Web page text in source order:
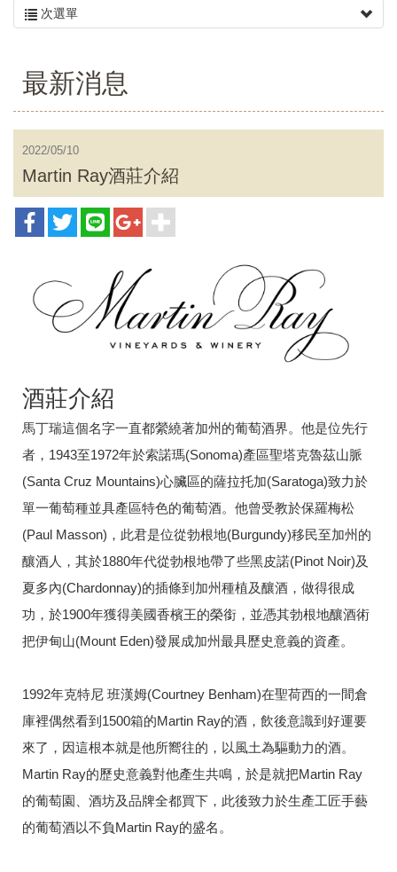
次選單
最新消息
2022/05/10
Martin Ray酒莊介紹
酒莊介紹
馬丁瑞這個名字一直都縈繞著加州的葡萄酒界。他是位先行
者，1943至1972年於索諾瑪(Sonoma)產區聖塔克魯茲山脈
(Santa Cruz Mountains)心臟區的薩拉托加(Saratoga)致力於
單一葡萄種並具產區特色的葡萄酒。他曾受教於保羅梅松
(Paul Masson)，此君是位從勃根地(Burgundy)移民至加州的
釀酒人，其於1880年代從勃根地帶了些黑皮諾(Pinot Noir)及
夏多內(Chardonnay)的插條到加州種植及釀酒，做得很成
功，於1900年獲得美國香檳王的榮銜，並憑其勃根地釀酒術
把伊甸山(Mount Eden)發展成加州最具歷史意義的資產。
1992年克特尼 班漢姆(Courtney Benham)在聖荷西的一間倉
庫裡偶然看到1500箱的Martin Ray的酒，飲後意識到好運要
來了，因這根本就是他所嚮往的，以風土為驅動力的酒。
Martin Ray的歷史意義對他產生共鳴，於是就把Martin Ray
的葡萄園、酒坊及品牌全都買下，此後致力於生產工匠手藝
的葡萄酒以不負Martin Ray的盛名。